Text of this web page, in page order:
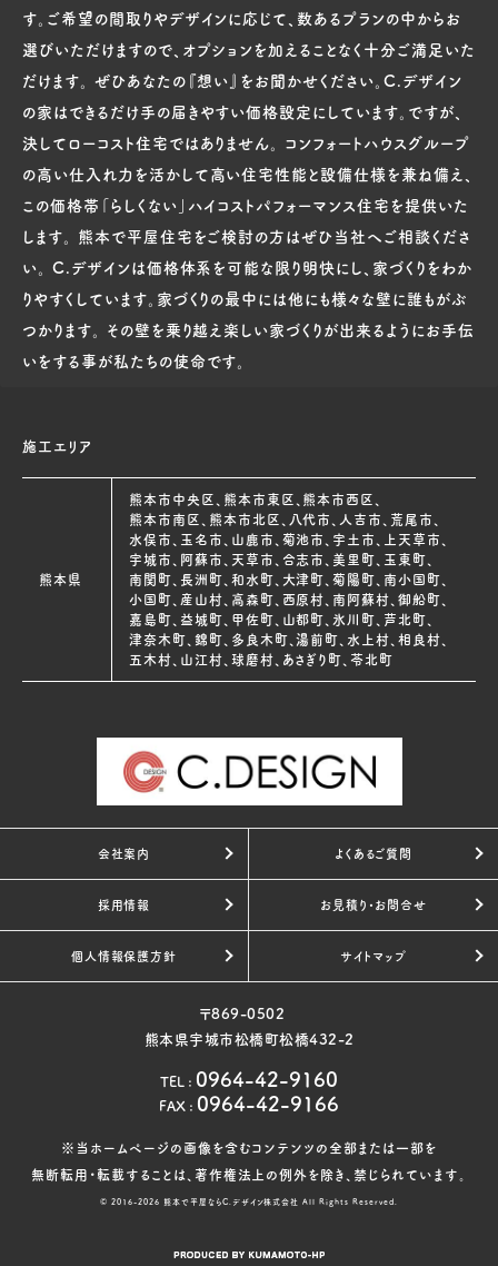
す。ご希望の間取りやデザインに応じて、数あるプランの中からお
選びいただけますので、オプションを加えることなく十分ご満足いた
だけます。 ぜひあなたの『想い』をお聞かせください。C.デザイン
の家はできるだけ手の届きやすい価格設定にしています。ですが、
決してローコスト住宅ではありません。 コンフォートハウスグループ
の高い仕入れ力を活かして高い住宅性能と設備仕様を兼ね備え、
この価格帯「らしくない」ハイコストパフォーマンス住宅を提供いた
します。 熊本で平屋住宅をご検討の方はぜひ当社へご相談くださ
い。 C.デザインは価格体系を可能な限り明快にし、家づくりをわか
りやすくしています。家づくりの最中には他にも様々な壁に誰もがぶ
つかります。 その壁を乗り越え楽しい家づくりが出来るようにお手伝
いをする事が私たちの使命です。
施工エリア
熊本県
熊本市中央区、熊本市東区、熊本市西区、
熊本市南区、熊本市北区、八代市、人吉市、荒尾市、
水俣市、玉名市、山鹿市、菊池市、宇土市、上天草市、
宇城市、阿蘇市、天草市、合志市、美里町、玉東町、
南関町、長洲町、和水町、大津町、菊陽町、南小国町、
小国町、産山村、高森町、西原村、南阿蘇村、御船町、
嘉島町、益城町、甲佐町、山都町、氷川町、芦北町、
津奈木町、錦町、多良木町、湯前町、水上村、相良村、
五木村、山江村、球磨村、あさぎり町、苓北町
会社案内 よくあるご質問
採用情報 お見積り・お問合せ
個人情報保護方針 サイトマップ
〒869-0502
熊本県宇城市松橋町松橋432-2
TEL : 0964-42-9160
FAX : 0964-42-9166
※当ホームページの画像を含むコンテンツの全部または一部を
無断転用・転載することは、著作権法上の例外を除き、禁じられています。
© 2016-2026熊本で平屋ならC.デザイン株式会社 All Rights Reserved.